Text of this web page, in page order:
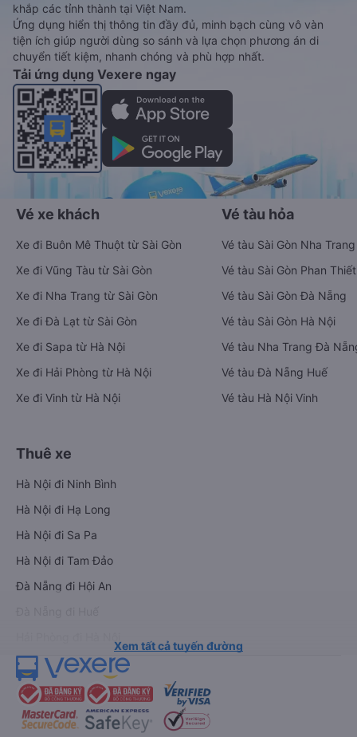
khắp các tỉnh thành tại Việt Nam.
Ứng dụng hiển thị thông tin đầy đủ, minh bạch cùng vô vàn
tiện ích giúp người dùng so sánh và lựa chọn phương án di
chuyển tiết kiệm, nhanh chóng và phù hợp nhất.
Tải ứng dụng Vexere ngay
Vé xe khách
Xe đi Buôn Mê Thuột từ Sài Gòn
Xe đi Vũng Tàu từ Sài Gòn
Xe đi Nha Trang từ Sài Gòn
Xe đi Đà Lạt từ Sài Gòn
Xe đi Sapa từ Hà Nội
Xe đi Hải Phòng từ Hà Nội
Xe đi Vinh từ Hà Nội
Vé tàu hỏa
Vé tàu Sài Gòn Nha Trang
Vé tàu Sài Gòn Phan Thiết
Vé tàu Sài Gòn Đà Nẵng
Vé tàu Sài Gòn Hà Nội
Vé tàu Nha Trang Đà
Vé tàu Đà Nẵng Huế
Vé tàu Hà Nội Vinh
Thuê xe
Hà Nội đi Ninh Bình
Hà Nội đi Hạ Long
Hà Nội đi Sa Pa
Hà Nội đi Tam Đảo
Đà Nẵng đi Hội An
Xem tất cả tuyến đường